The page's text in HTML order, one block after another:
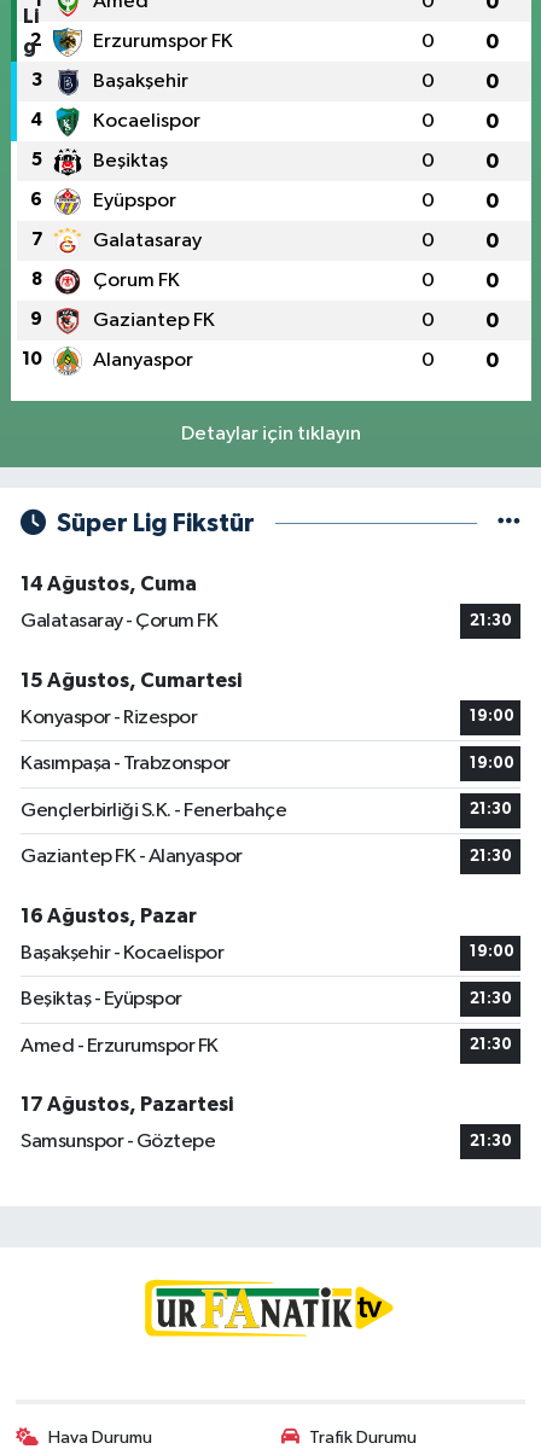
2 Erzurumspor FK 0 0
3 Başakşehir 0 0
4 Kocaelispor 0 0
5 Beşiktaş 0 0
6 Eyüpspor 0 0
7 Galatasaray 0 0
8 Çorum FK 0 0
9 Gaziantep FK 0 0
10 Alanyaspor 0 0
Detaylar için tıklayın
Süper Lig Fikstür
14 Ağustos, Cuma
Galatasaray - Çorum FK
21:30
15 Ağustos, Cumartesi
Konyaspor - Rizespor
19:00
Kasımpaşa - Trabzonspor 19:00
Gençlerbirliği S.K. - Fenerbahçe 21:30
Gaziantep FK - Alanyaspor 21:30
16 Ağustos, Pazar
Başakşehir - Kocaelispor
19:00
Beşiktaş - Eyüpspor 21:30
Amed - Erzurumspor FK 21:30
17 Ağustos, Pazartesi
Samsunspor - Göztepe
21:30
Hava Durumu Trafik Durumu